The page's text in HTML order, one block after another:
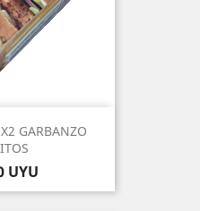
GARBANZO
UYU